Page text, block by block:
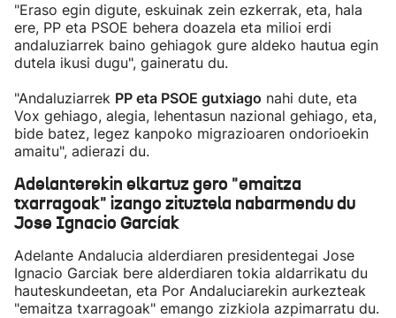
"Eraso egin digute, eskuinak zein ezkerrak, eta, hala
ere, PP eta PSOE behera doazela eta milioi erdi
andaluziarrek baino gehiagok gure aldeko hautua egin
dutela ikusi dugu", gaineratu du.
"Andaluziarrek PP eta PSOE gutxiago nahi dute, eta
Vox gehiago, alegia, lehentasun nazional gehiago, eta,
bide batez, legez kanpoko migrazioaren ondorioekin
amaitu", adierazi du.
Adelanterekin elkartuz gero "emaitza
txarragoak" izango zituztela nabarmendu du
Jose Ignacio Garcíak
Adelante Andalucia alderdiaren presidentegai Jose
Ignacio Garciak bere alderdiaren tokia aldarrikatu du
hauteskundeetan, eta Por Andaluciarekin aurkezteak
"emaitza txarragoak" emango zizkiola azpimarratu du.